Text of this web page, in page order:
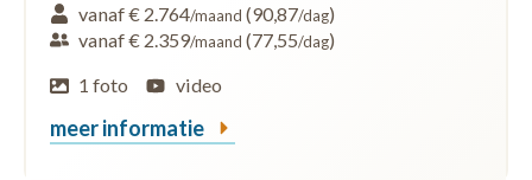
vanaf € 2.764/maand (90,87/dag)
vanaf € 2.359/maand (77,55/dag)
1 foto
video
meer informatie